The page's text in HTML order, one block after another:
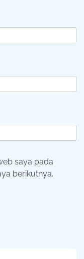
saya pada
berikutnya.